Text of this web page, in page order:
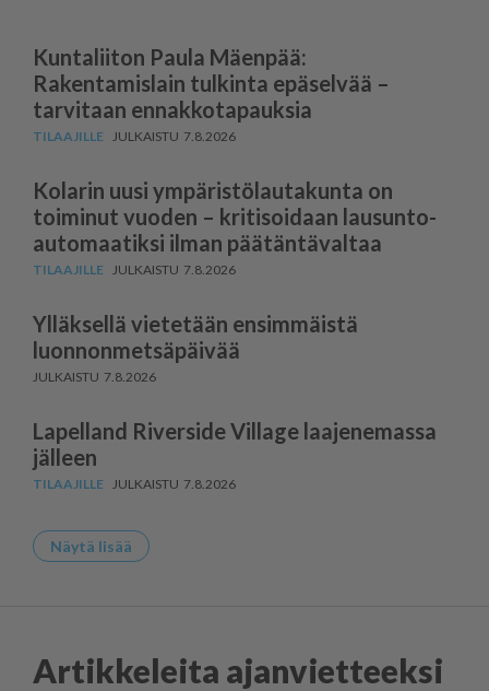
Kuntaliiton Paula Mäenpää:
Rakentamislain tulkinta epäselvää –
tarvitaan ennakkotapauksia
7.8.2026
Kolarin uusi ympäris­tö­lau­takunta on
toiminut vuoden – kritisoidaan lausun­to­
au­to­maatiksi ilman päätäntävaltaa
7.8.2026
Ylläksellä vietetään ensimmäistä
luonnonmetsäpäivää
7.8.2026
Lapelland Riverside Village laajenemassa
jälleen
7.8.2026
Näytä lisää
Artikkeleita ajanvietteeksi